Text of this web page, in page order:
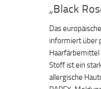
„Black
Das
informiert über
Haarfärbemittel
Stoff ist ein
allergische